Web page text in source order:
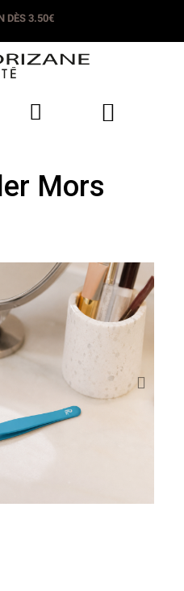
DÈS 35€​
Mors